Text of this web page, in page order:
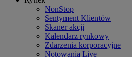
NonStop
Sentyment Klientów
Skaner akcji
Kalendarz rynkowy
Zdarzenia korporacyjne
Notowania Live